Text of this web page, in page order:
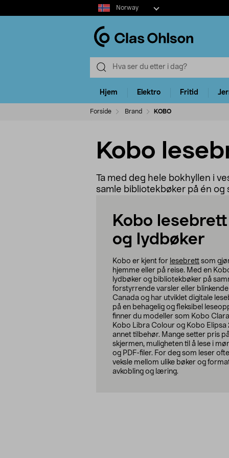
Select
market
Norway
Hjem Elektro Fritid
Forside Brand KOBO
Kobo
Ta med deg hele bokhyllen i
samle bibliotekbøker på én og
Kobo
og lydbøker
Kobo er kjent for lesebrett som
hjemme eller på reise. Med en
lydbøker og bibliotekbøker på
forstyrrende varsler eller
Canada og har utviklet digitale
på en behagelig og fleksibel
finner du modeller som Kobo
Kobo Libra Colour og Kobo Elipsa
annet tilbehør. Mange setter pris
skjermen, muligheten til å lese i
og PDF-filer. For deg som leser
veksle mellom ulike bøker og
avkobling og læring.